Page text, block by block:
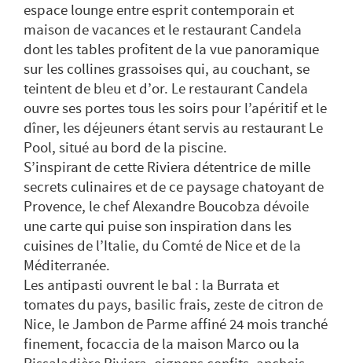
espace lounge entre esprit contemporain et
maison de vacances et le restaurant Candela
dont les tables profitent de la vue panoramique
sur les collines grassoises qui, au couchant, se
teintent de bleu et d’or. Le restaurant Candela
ouvre ses portes tous les soirs pour l’apéritif et le
dîner, les déjeuners étant servis au restaurant Le
Pool, situé au bord de la piscine.
S’inspirant de cette Riviera détentrice de mille
secrets culinaires et de ce paysage chatoyant de
Provence, le chef Alexandre Boucobza dévoile
une carte qui puise son inspiration dans les
cuisines de l’Italie, du Comté de Nice et de la
Méditerranée.
Les antipasti ouvrent le bal : la Burrata et
tomates du pays, basilic frais, zeste de citron de
Nice, le Jambon de Parme affiné 24 mois tranché
finement, focaccia de la maison Marco ou la